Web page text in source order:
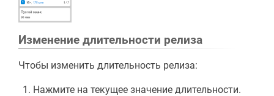
Изменение длительности релиза
Чтобы изменить длительность релиза:
Нажмите на текущее значение длительности.